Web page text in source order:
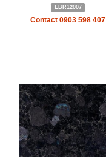
EBR12007
Contact 0903 598 407